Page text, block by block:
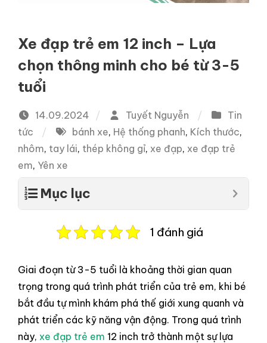
Xe đạp trẻ em 12 inch – Lựa
chọn thông minh cho bé từ 3-5
tuổi
14.09.2024 Tuyết Nguyễn
Tin
tức
bánh xe, Hệ thống phanh, Kích thước,
nhôm, tay lái, thép không gỉ, xe đạp, xe đạp trẻ
em, Yên xe
Mục lục
1 đánh giá
Giai đoạn từ 3-5 tuổi là khoảng thời gian quan
trọng trong quá trình phát triển của trẻ em, khi bé
bắt đầu tự mình khám phá thế giới xung quanh và
phát triển các kỹ năng vận động. Trong quá trình
này, xe đạp trẻ em 12 inch trở thành một sự lựa